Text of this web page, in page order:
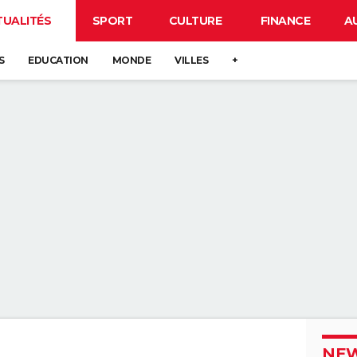
SPORT CULTURE FINANCE
EDUCATION MONDE VILLES +